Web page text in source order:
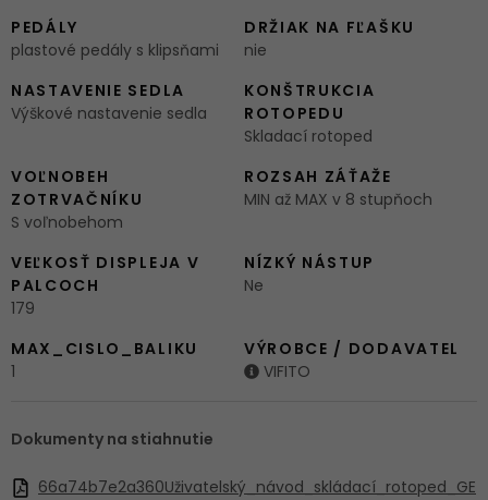
PEDÁLY
plastové pedály s klipsňami
DRŽIAK NA FĽAŠKU
nie
NASTAVENIE SEDLA
Výškové nastavenie sedla
KONŠTRUKCIA
ROTOPEDU
Skladací rotoped
VOĽNOBEH
ZOTRVAČNÍKU
S voľnobehom
ROZSAH ZÁŤAŽE
MIN až MAX v 8 stupňoch
VEĽKOSŤ DISPLEJA V
PALCOCH
179
NÍZKÝ NÁSTUP
Ne
MAX_CISLO_BALIKU
1
VÝROBCE / DODAVATEL
VIFITO
Dokumenty na stiahnutie
66a74b7e2a360Uživatelský_návod_skládací_rotoped_GE